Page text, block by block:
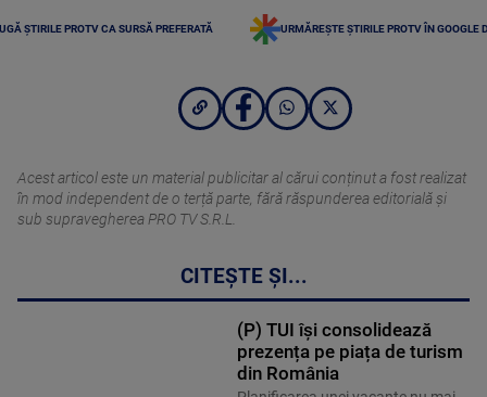
ȘTIRILE PROTV CA SURSĂ PREFERATĂ URMĂREȘTE ȘTIRILE PROTV ÎN GOOGLE
Acest articol este un material publicitar al cărui conținut a fost realizat
în mod independent de o terță parte, fără răspunderea editorială şi
sub supravegherea PRO TV S.R.L.
CITEȘTE ȘI...
(P) TUI își consolidează
prezența pe piața de turism
din România